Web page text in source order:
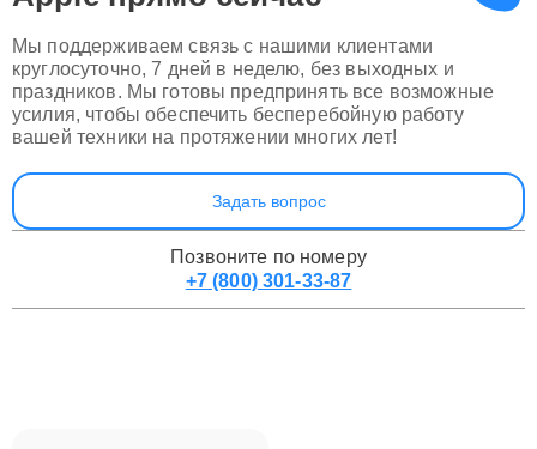
Мы поддерживаем связь с нашими клиентами
круглосуточно, 7 дней в неделю, без выходных и
праздников. Мы готовы предпринять все возможные
усилия, чтобы обеспечить бесперебойную работу
вашей техники на протяжении многих лет!
Задать вопрос
Позвоните по номеру
+7 (800) 301-33-87